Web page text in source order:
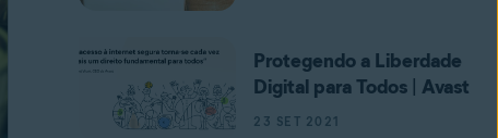
Protegendo a Liberdade
Digital para Todos | Avast
23 SET 2021